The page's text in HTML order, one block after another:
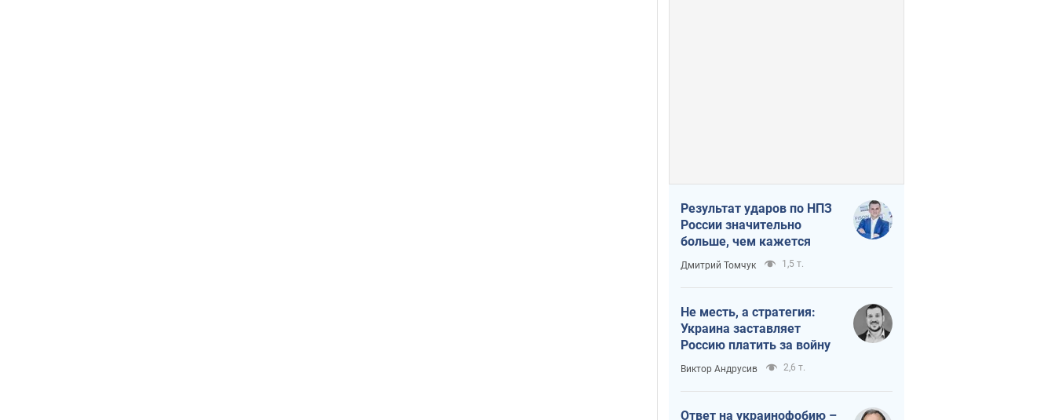
Результат ударов по НПЗ
России значительно
больше, чем кажется
Дмитрий Томчук 1,5 т.
Не месть, а стратегия:
Украина заставляет
Россию платить за войну
Виктор Андрусив 2,6 т.
Ответ на украинофобию –